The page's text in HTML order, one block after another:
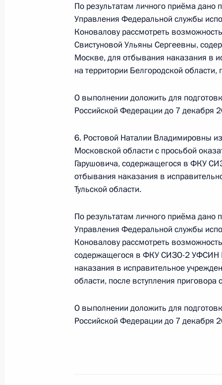
Продлён контроль исполнения
в режиме видео-конференц-связи
по поручению Президента
Российской Федерации
Федерации по приёму граждан в
16 февраля 2024 года, пятница
О ходе исполнения поручения,
конференц-связи жительницы
Президента Российской
Александрой Левицкой в
16 февраля 2024 года, 16:57
13 октября 2023 года, пятница
Президента Российской
Президента Российской
По результатам личного приёма дано
Управления Федеральной службы
Коновалову рассмотреть
Свистуновой Ульяны Сергеевны,
Москве, для отбывания наказания в
на территории Белгородской
О выполнении доложить для
Российской Федерации до 7 декабря
6. Ростовой Наталии Владимировны
Московской области с просьбой
Гарушовича, содержащегося в ФКУ
отбывания наказания в
Тульской области.
По результатам личного приёма дано
Управления Федеральной службы
Коновалову рассмотреть
содержащегося в ФКУ СИЗО-2 УФСИН
наказания в исправительное
области, после вступления приговора
О выполнении доложить для
Российской Федерации до 7 декабря